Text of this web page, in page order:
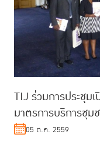
TIJ ร่วมการประชุ
มาตรการบริการชุ
สาธารณรัฐเคนยา
05 ต.ค. 2559